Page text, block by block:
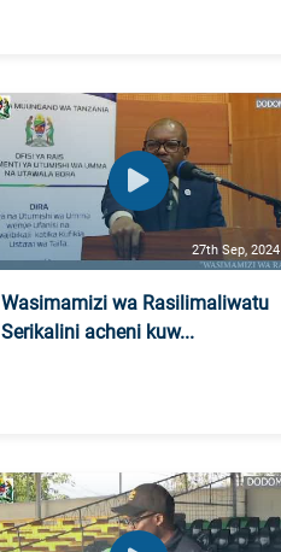
27th Sep, 2024
Wasimamizi wa Rasilimaliwatu
Serikalini acheni kuw...